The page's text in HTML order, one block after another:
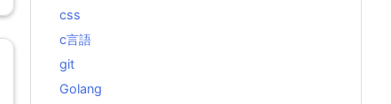
css
c言語
git
Golang